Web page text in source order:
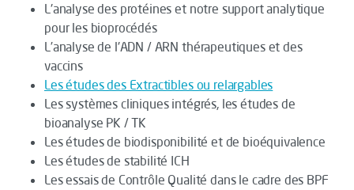
L'analyse des protéines et notre support analytique
pour les bioprocédés
L’analyse de l'ADN / ARN thérapeutiques et des
vaccins
Les études des Extractibles ou relargables
Les systèmes cliniques intégrés, les études de
bioanalyse PK / TK
Les études de biodisponibilité et de bioéquivalence
Les études de stabilité ICH
Les essais de Contrôle Qualité dans le cadre des BPF